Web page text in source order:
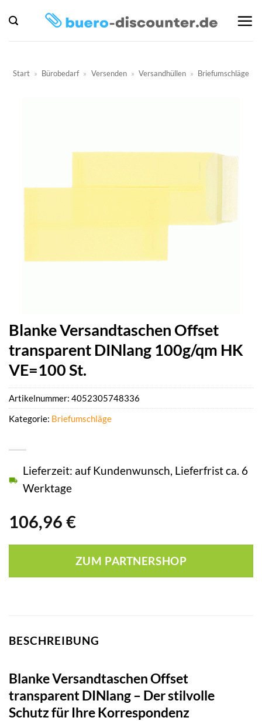
Inhalt
springen
Start » Bürobedarf » Versenden » Versandhüllen » Briefumschläge
Blanke Versandtaschen Offset
transparent DINlang 100g/qm HK
VE=100 St.
106,96 €
Lieferzeit: auf Kundenwunsch, Lieferfrist ca. 6
Werktage
ZUM PARTNERSHOP
Artikelnummer: 4052305748336
Kategorie: Briefumschläge
BESCHREIBUNG
Blanke Versandtaschen Offset
transparent DINlang – Der stilvolle
Schutz für Ihre Korrespondenz